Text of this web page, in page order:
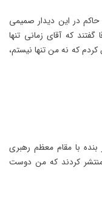
در این دیدار صمیمی
که آقای زمانی تنها
که نه من تنها نیستم،
با مقام معظم رهبری
کردند که من دوست